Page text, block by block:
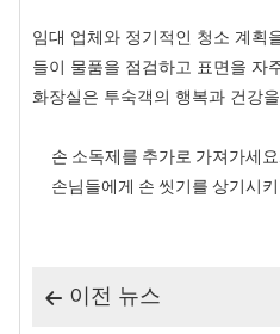
임대 업체와 정기적인 청소 계획
들이 물품을 점검하고 표면을 자
화장실은 투숙객의 행복과 건강
손 소독제를 추가로 가져가세요.
손님들에게 손 씻기를 상기시
 이전 뉴스